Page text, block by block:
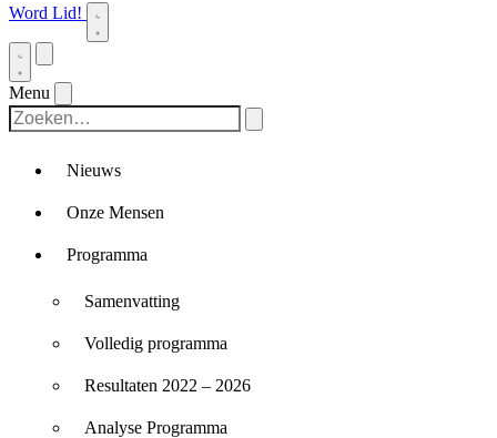
Word Lid!
Menu
Nieuws
Onze Mensen
Programma
Samenvatting
Volledig programma
Resultaten 2022 – 2026
Analyse Programma